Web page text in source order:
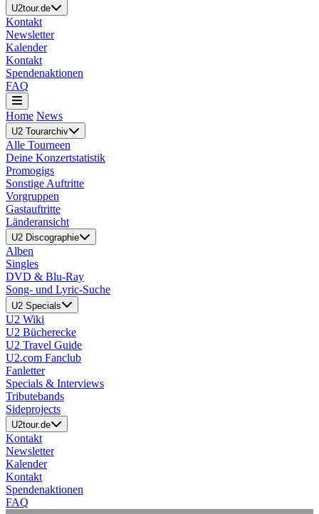
U2tour.de
Kontakt
Newsletter
Kalender
Kontakt
Spendenaktionen
FAQ
Home News
U2 Tourarchiv
Alle Tourneen
Deine Konzertstatistik
Promogigs
Sonstige Auftritte
Vorgruppen
Gastauftritte
Länderansicht
U2 Discographie
Alben
Singles
DVD & Blu-Ray
Song- und Lyric-Suche
U2 Specials
U2 Wiki
U2 Bücherecke
U2 Travel Guide
U2.com Fanclub
Fanletter
Specials & Interviews
Tributebands
Sideprojects
U2tour.de
Kontakt
Newsletter
Kalender
Kontakt
Spendenaktionen
FAQ